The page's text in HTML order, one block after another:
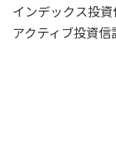
インデックス投
アクティブ投資信